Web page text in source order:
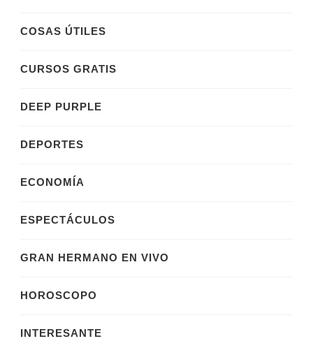
COSAS ÚTILES
CURSOS GRATIS
DEEP PURPLE
DEPORTES
ECONOMÍA
ESPECTÁCULOS
GRAN HERMANO EN VIVO
HOROSCOPO
INTERESANTE